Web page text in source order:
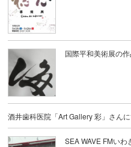
国際平和美術展の作
酒井歯科医院「Art Gallery 彩」さん
SEA WAVE FMいわ